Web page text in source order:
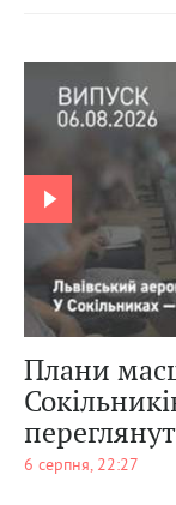
Плани
6 серпня, 22:27